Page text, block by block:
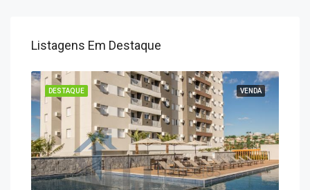
Listagens Em Destaque
VENDA
DESTAQUE